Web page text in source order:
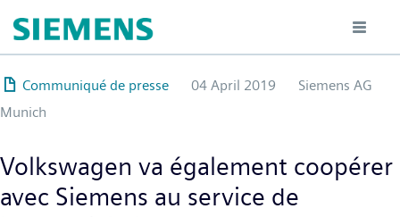
till
huvudinnehåll
Communiqué de presse
04 April 2019
Siemens AG
Munich
Volkswagen va également coopérer
avec Siemens au service de